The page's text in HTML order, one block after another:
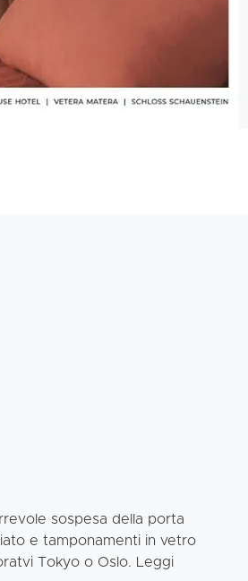
sospesa della porta
e tamponamenti in vetro
Tokyo o Oslo. Leggi